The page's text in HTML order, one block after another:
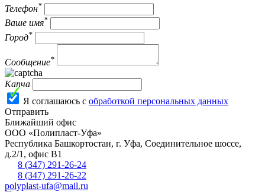
Телефон*
Ваше имя*
Город*
Сообщение*
Капча
Я соглашаюсь с обработкой персональных данных
Отправить
Ближайший офис
ООО «Полипласт-Уфа»
Республика Башкортостан, г. Уфа, Соединительное шоссе,
д.2/1, офис В1
8 (347) 291-26-24
8 (347) 291-26-22
polyplast-ufa@mail.ru